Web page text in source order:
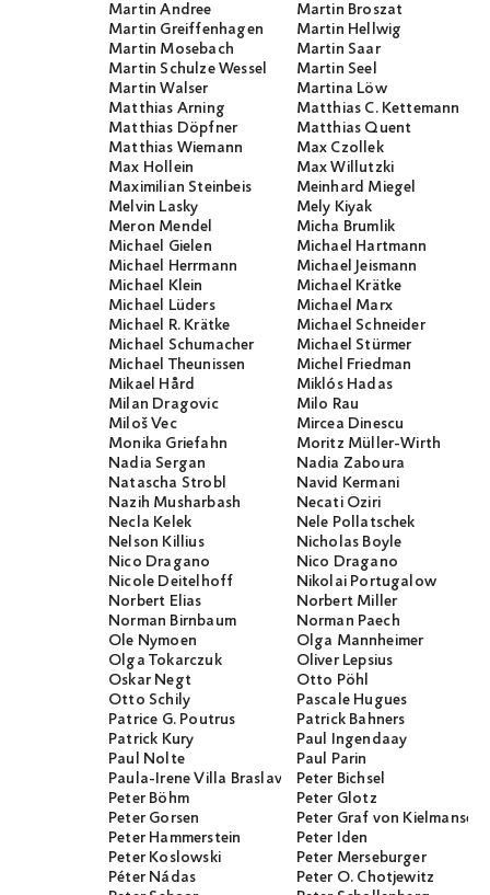
Martin Andree
Martin Broszat
Martin Greiffenhagen
Martin Hellwig
Martin Mosebach
Martin Saar
Martin Schulze Wessel
Martin Seel
Martin Walser
Martina Löw
Matthias Arning
Matthias C. Kettemann
Matthias Döpfner
Matthias Quent
Matthias Wiemann
Max Czollek
Max Hollein
Max Willutzki
Maximilian Steinbeis
Meinhard Miegel
Melvin Lasky
Mely Kiyak
Meron Mendel
Micha Brumlik
Michael Gielen
Michael Hartmann
Michael Herrmann
Michael Jeismann
Michael Klein
Michael Krätke
Michael Lüders
Michael Marx
Michael R. Krätke
Michael Schneider
Michael Schumacher
Michael Stürmer
Michael Theunissen
Michel Friedman
Mikael Hård
Miklós Hadas
Milan Dragovic
Milo Rau
Miloš Vec
Mircea Dinescu
Monika Griefahn
Moritz Müller-Wirth
Nadia Sergan
Nadia Zaboura
Natascha Strobl
Navid Kermani
Nazih Musharbash
Necati Öziri
Necla Kelek
Nele Pollatschek
Nelson Killius
Nicholas Boyle
Nico Dragano
Nico Dragano
Nicole Deitelhoff
Nikolai Portugalow
Norbert Elias
Norbert Miller
Norman Birnbaum
Norman Paech
Ole Nymoen
Olga Mannheimer
Olga Tokarczuk
Oliver Lepsius
Oskar Negt
Otto Pöhl
Otto Schily
Pascale Hugues
Patrice G. Poutrus
Patrick Bahners
Patrick Kury
Paul Ingendaay
Paul Nolte
Paul Parin
Paula-Irene Villa BraslavskyPeter Bichsel
Peter Böhm
Peter Glotz
Peter Gorsen
Peter Graf von
Peter Hammerstein
Peter Iden
Peter Koslowski
Peter Merseburger
Péter Nádas
Peter O. Chotjewitz